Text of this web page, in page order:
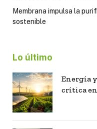
Membrana impulsa la
sostenible
Lo último
Energía
crítica en